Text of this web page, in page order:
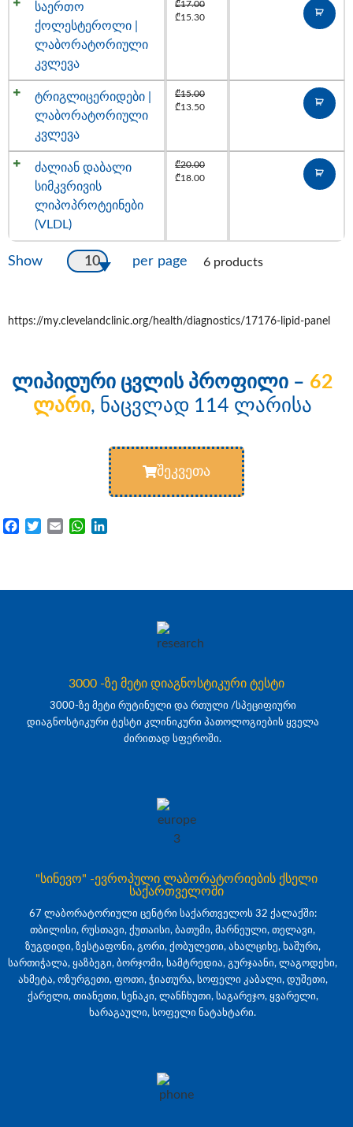
საერთო
ქოლესტეროლი |
ლაბორატორიული
კვლევა
₾17.00
₾15.30
ტრიგლიცერიდები |
ლაბორატორიული
კვლევა
₾15.00
₾13.50
ძალიან დაბალი
სიმკვრივის
ლიპოპროტეინები
(VLDL)
₾20.00
₾18.00
Show 10 per page 6 products
https://my.clevelandclinic.org/health/diagnostics/17176-lipid-panel
ლიპიდური ცვლის პროფილი – 62
ლარი, ნაცვლად 114 ლარისა
შეკვეთა​
FacebookTwitter
Email WhatsApp
3000 -ზე მეტი დიაგნოსტიკური ტესტი
3000-ზე მეტი რუტინული და რთული /სპეციფიური
დიაგნოსტიკური ტესტი კლინიკური პათოლოგიების ყველა
ძირითად სფეროში.
"სინევო" -ევროპული ლაბორატორიების ქსელი
საქართველოში
67 ლაბორატორიული ცენტრი საქართველოს 32 ქალაქში:
თბილისი, რუსთავი, ქუთაისი, ბათუმი, მარნეული, თელავი,
ზუგდიდი, ზესტაფონი, გორი, ქობულეთი, ახალციხე, ხაშური,
სართიჭალა, ყაზბეგი, ბორჯომი, სამტრედია, გურჯაანი, ლაგოდეხი,
ახმეტა, ოზურგეთი, ფოთი, ჭიათურა, სოფელი კაბალი, დუშეთი,
ქარელი, თიანეთი, სენაკი, ლანჩხუთი, საგარეჯო, ყვარელი,
ხარაგაული, სოფელი ნატახტარი.